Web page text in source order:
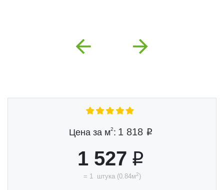
Previous Next
Цена за м2: 1 818
1 527
= 1 штука (0.84м2)